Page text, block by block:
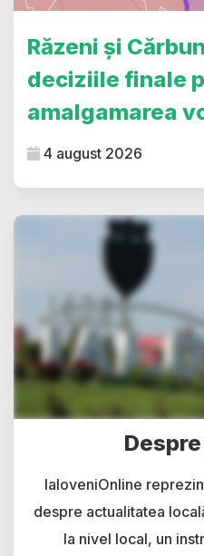
Răzeni și
deciziile finale
amalgamarea
4 august 2026
IaloveniOnline
despre actualitatea
la nivel local, un